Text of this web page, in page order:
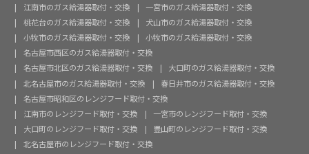
江南市のガス給湯器取付・交換
一宮市のガス給湯器取付・交換
桃花台のガス給湯器取付・交換
犬山市のガス給湯器取付・交換
小牧市のガス給湯器取付・交換
小牧市のガス給湯器取付・交換
名古屋市西区のガス給湯器取付・交換
名古屋市北区のガス給湯器取付・交換
大口町のガス給湯器取付・交換
北名古屋市のガス給湯器取付・交換
春日井市のガス給湯器取付・交換
名古屋市昭和区のレンジフード取付・交換
江南市のレンジフード取付・交換
一宮市のレンジフード取付・交換
大口町のレンジフード取付・交換
豊山町のレンジフード取付・交換
北名古屋市のレンジフード取付・交換